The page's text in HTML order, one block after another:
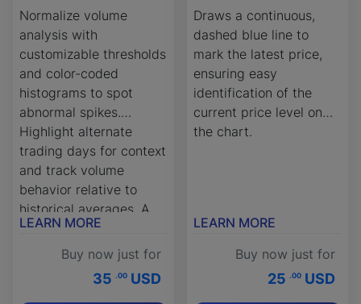
Normalize volume
analysis with
customizable thresholds
and color-coded
histograms to spot
abnormal spikes.
Highlight alternate
trading days for context
and track volume
behavior relative to
historical averages. A
top ThinkOrSwim tool
for actionable volume
LEARN MORE
Buy now just for
35 .00 USD
Draws a continuous,
dashed blue line to
mark the latest price,
ensuring easy
identification of the
current price level on
the chart.
LEARN MORE
Buy now just for
25 .00 USD